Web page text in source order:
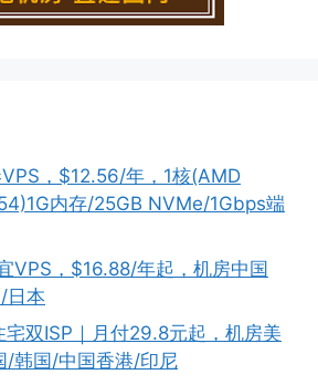
，$12.56/年，1核(AMD
内存/25GB NVMe/1Gbps端
VPS，$16.88/年起，机房中国
日本
宅双ISP｜月付29.8元起，机房美
/韩国/中国香港/印尼